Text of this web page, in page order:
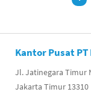
Kantor Pusat PT
Jl. Jatinegara Timur
Jakarta Timur 13310